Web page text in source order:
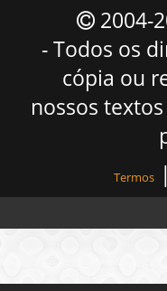
2004-
- Todos os
cópia ou
nossos
Termos|